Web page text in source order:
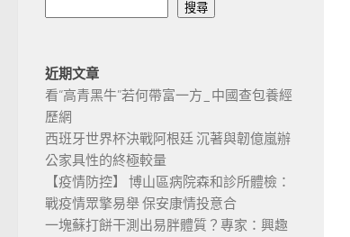
搜尋
近期文章
看“高青黑牛”若何帶富一方_中國查包養經
歷網
西班牙世界杯決戰阿根廷 沉著與韌億嵐辦
公家具性的終極較量
【疫情防控】 博山區病院森和診所體檢：
戰疫情眾擎易舉 保安康情投意合
一塊蘇打餅干測出易胖體質？專家：興趣